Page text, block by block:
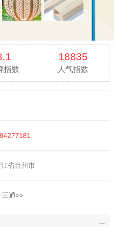
指数
18835
人气指数
省台州市
三通>>